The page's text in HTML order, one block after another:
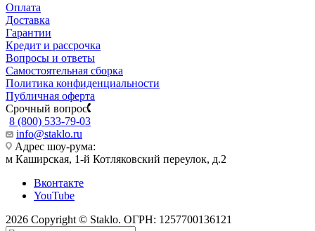
Оплата
Доставка
Гарантии
Кредит и рассрочка
Вопросы и ответы
Самостоятельная сборка
Политика конфиденциальности
Публичная оферта
Срочный вопрос
8 (800) 533-79-03
info@staklo.ru
Адрес шоу-рума:
м Каширская, 1-й Котляковский переулок, д.2
Вконтакте
YouTube
2026 Copyright © Staklo. ОГРН: 1257700136121